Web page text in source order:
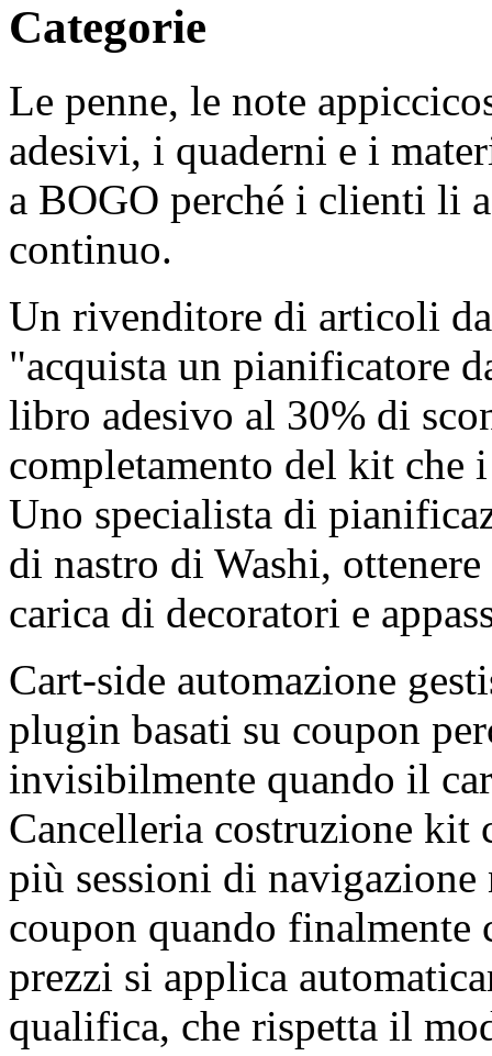
Categorie
Le penne, le note
adesivi, i quaderni e i
a BOGO perché i clienti li
continuo.
Un rivenditore di articoli
"acquista un pianificatore
libro adesivo al 30% di
completamento del kit
Uno specialista di
di nastro di Washi,
carica di decoratori e
Cart-side automazione
plugin basati su coupon
invisibilmente quando il
Cancelleria costruzione kit
più sessioni di
coupon quando
prezzi si applica
qualifica, che rispetta il